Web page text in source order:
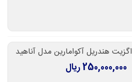
اگزیت هندریل آکوامارین مدل آناهید
250,000,000 ریال